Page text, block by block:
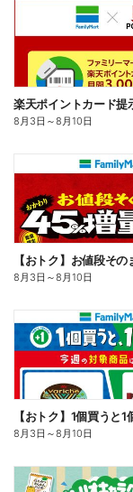
8月3日 ～8月10日
8月3日 ～8月10日
8月3日 ～8月10日